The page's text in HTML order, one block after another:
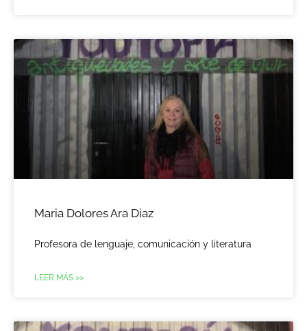
Maria Dolores Ara Diaz
Profesora de lenguaje, comunicación y literatura
LEER MÁS >>